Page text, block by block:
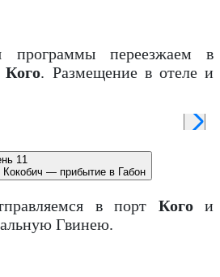
программы переезжаем в
Кого. Размещение в отеле и
11
— прибытие в Габон
в порт Кого и
Гвинею.